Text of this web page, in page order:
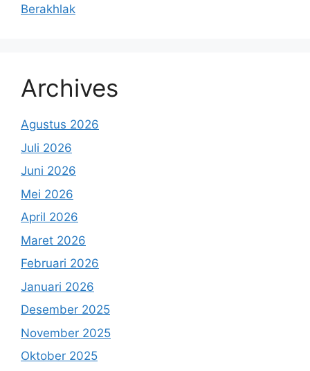
Berakhlak
Archives
Agustus 2026
Juli 2026
Juni 2026
Mei 2026
April 2026
Maret 2026
Februari 2026
Januari 2026
Desember 2025
November 2025
Oktober 2025